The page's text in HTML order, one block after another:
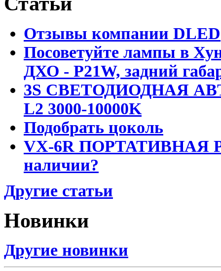
Отзывы компании DLED
Посоветуйте лампы в
ДХО - P21W, задний
3S СВЕТОДИОДНАЯ
L2 3000-10000K
Подобрать цоколь
VX-6R ПОРТАТИВНАЯ
наличии?
Другие статьи
Новинки
Другие новинки